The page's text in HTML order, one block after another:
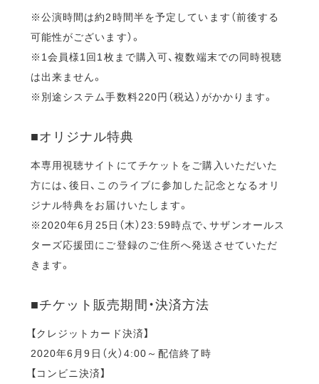
※公演時間は約2時間半を予定しています（前後する
可能性がございます）。
※1会員様1回1枚まで購入可、複数端末での同時視聴
は出来ません。
※別途システム手数料220円（税込）がかかります。
■オリジナル特典
本専用視聴サイトにてチケットをご購入いただいた
方には、後日、このライブに参加した記念となるオリ
ジナル特典をお届けいたします。
※2020年6月25日（木）23:59時点で、サザンオールス
ターズ応援団にご登録のご住所へ発送させていただ
きます。
■チケット販売期間・決済方法
【クレジットカード決済】
2020年6月9日（火）4:00～配信終了時
【コンビニ決済】